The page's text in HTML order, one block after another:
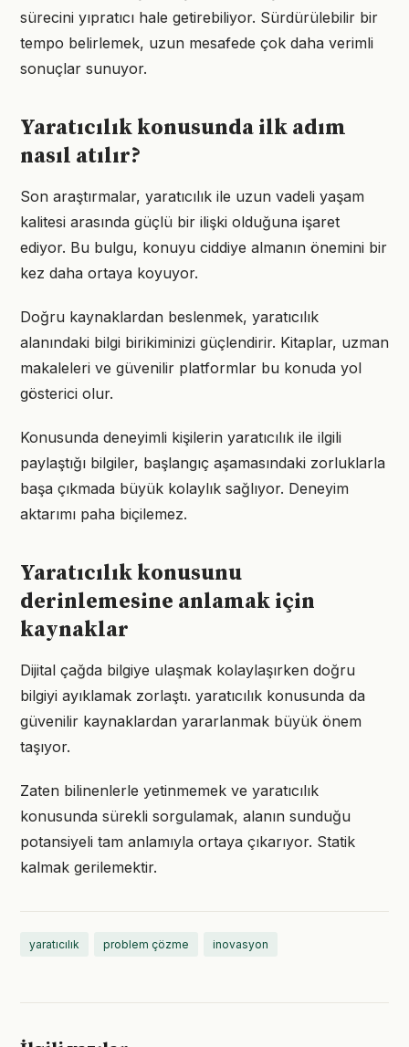
sürecini yıpratıcı hale getirebiliyor. Sürdürülebilir bir
tempo belirlemek, uzun mesafede çok daha verimli
sonuçlar sunuyor.
Yaratıcılık konusunda ilk adım
nasıl atılır?
Son araştırmalar, yaratıcılık ile uzun vadeli yaşam
kalitesi arasında güçlü bir ilişki olduğuna işaret
ediyor. Bu bulgu, konuyu ciddiye almanın önemini bir
kez daha ortaya koyuyor.
Doğru kaynaklardan beslenmek, yaratıcılık
alanındaki bilgi birikiminizi güçlendirir. Kitaplar, uzman
makaleleri ve güvenilir platformlar bu konuda yol
gösterici olur.
Konusunda deneyimli kişilerin yaratıcılık ile ilgili
paylaştığı bilgiler, başlangıç aşamasındaki zorluklarla
başa çıkmada büyük kolaylık sağlıyor. Deneyim
aktarımı paha biçilemez.
Yaratıcılık konusunu
derinlemesine anlamak için
kaynaklar
Dijital çağda bilgiye ulaşmak kolaylaşırken doğru
bilgiyi ayıklamak zorlaştı. yaratıcılık konusunda da
güvenilir kaynaklardan yararlanmak büyük önem
taşıyor.
Zaten bilinenlerle yetinmemek ve yaratıcılık
konusunda sürekli sorgulamak, alanın sunduğu
potansiyeli tam anlamıyla ortaya çıkarıyor. Statik
kalmak gerilemektir.
yaratıcılık problem çözme inovasyon